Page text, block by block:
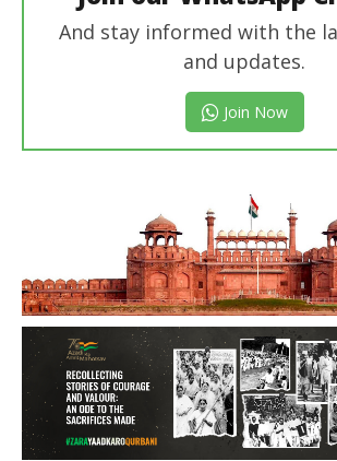
And stay informed with the
and updates.
Join Now